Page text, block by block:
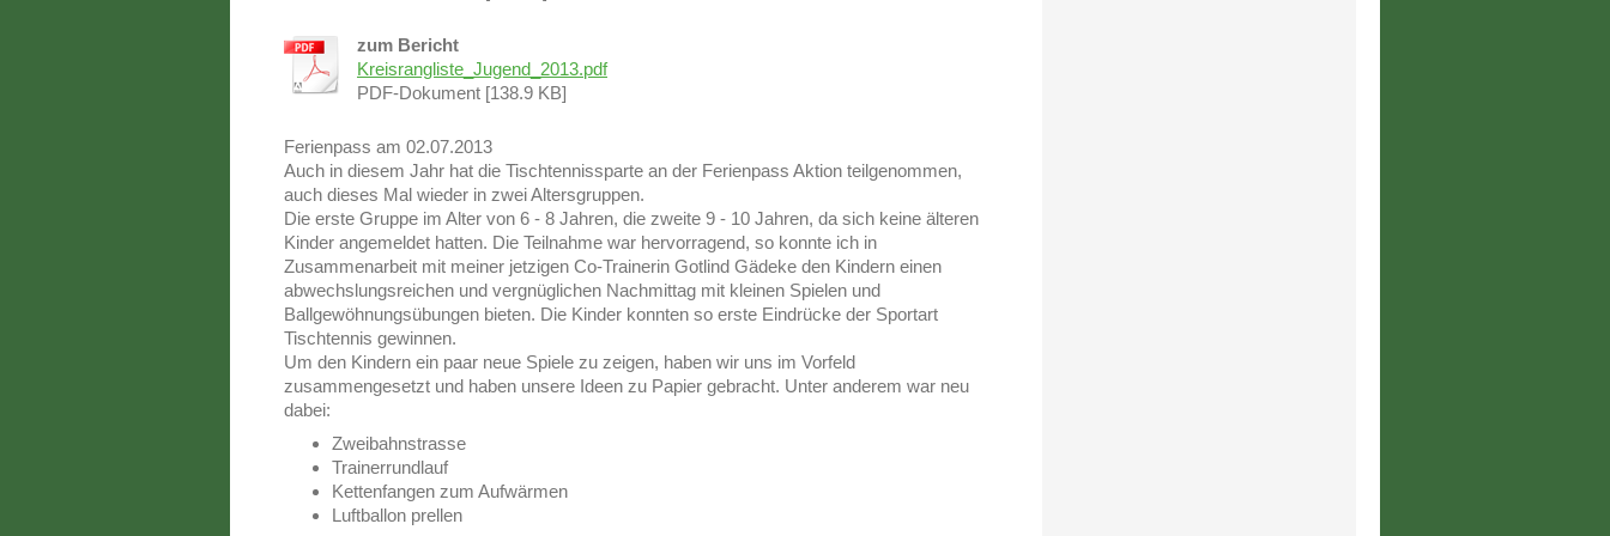
zum Bericht
Kreisrangliste_Jugend_2013.pdf
PDF-Dokument [138.9 KB]
Ferienpass am 02.07.2013
Auch in diesem Jahr hat die Tischtennissparte an der Ferienpass Aktion teilgenommen,
auch dieses Mal wieder in zwei Altersgruppen.
Die erste Gruppe im Alter von 6 - 8 Jahren, die zweite 9 - 10 Jahren, da sich keine älteren
Kinder angemeldet hatten. Die Teilnahme war hervorragend, so konnte ich in
Zusammenarbeit mit meiner jetzigen Co-Trainerin Gotlind Gädeke den Kindern einen
abwechslungsreichen und vergnüglichen Nachmittag mit kleinen Spielen und
Ballgewöhnungsübungen bieten. Die Kinder konnten so erste Eindrücke der Sportart
Tischtennis gewinnen.
Um den Kindern ein paar neue Spiele zu zeigen, haben wir uns im Vorfeld
zusammengesetzt und haben unsere Ideen zu Papier gebracht. Unter anderem war neu
dabei:
Zweibahnstrasse
Trainerrundlauf
Kettenfangen zum Aufwärmen
Luftballon prellen